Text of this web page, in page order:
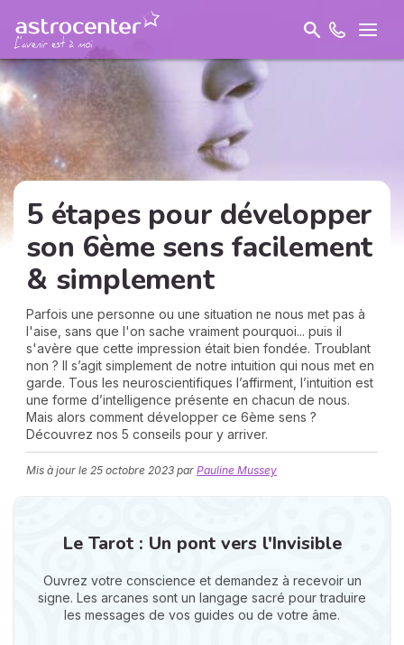
5 étapes pour développer
son 6ème sens facilement
& simplement
Parfois une personne ou une situation ne nous met pas à
l'aise, sans que l'on sache vraiment pourquoi... puis il
s'avère que cette impression était bien fondée. Troublant
non ? Il s’agit simplement de notre intuition qui nous met en
garde. Tous les neuroscientifiques l’affirment, l’intuition est
une forme d’intelligence présente en chacun de nous.
Mais alors comment développer ce 6ème sens ?
Découvrez nos 5 conseils pour y arriver.
Mis à jour le 25 octobre 2023 par Pauline Mussey
Le Tarot : Un pont vers l'Invisible
Ouvrez votre conscience et demandez à recevoir un
signe. Les arcanes sont un langage sacré pour traduire
les messages de vos guides ou de votre âme.